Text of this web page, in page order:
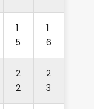
1
5
1
6
2
2
2
3